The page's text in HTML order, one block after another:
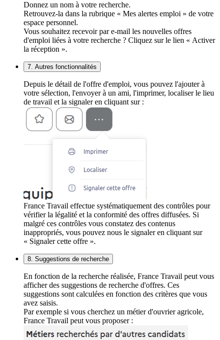
Donnez un nom à votre recherche.
Retrouvez-la dans la rubrique « Mes alertes emploi » de votre
espace personnel.
Vous souhaitez recevoir par e-mail les nouvelles offres
d'emploi liées à votre recherche ? Cliquez sur le lien « Activer
la réception ».
7. Autres fonctionnalités
Depuis le détail de l'offre d'emploi, vous pouvez l'ajouter à
votre sélection, l'envoyer à un ami, l'imprimer, localiser le lieu
de travail et la signaler en cliquant sur :
France Travail effectue systématiquement des contrôles pour
vérifier la légalité et la conformité des offres diffusées. Si
malgré ces contrôles vous constatez des contenus
inappropriés, vous pouvez nous le signaler en cliquant sur
« Signaler cette offre ».
8. Suggestions de recherche
En fonction de la recherche réalisée, France Travail peut vous
afficher des suggestions de recherche d'offres. Ces
suggestions sont calculées en fonction des critères que vous
avez saisis.
Par exemple si vous cherchez un métier d'ouvrier agricole,
France Travail peut vous proposer :